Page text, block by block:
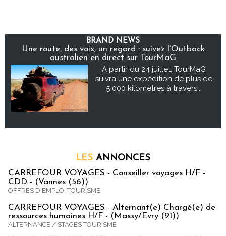
BRAND NEWS
Une route, des voix, un regard : suivez l’Outback
australien en direct sur TourMaG
À partir du 24 juillet, TourMaG
suivra une expédition de plus de
5 000 kilomètres à travers...
LES ANNONCES
CARREFOUR VOYAGES - Conseiller voyages H/F -
CDD - (Vannes (56))
OFFRES D'EMPLOI TOURISME
CARREFOUR VOYAGES - Alternant(e) Chargé(e) de
ressources humaines H/F - (Massy/Evry (91))
ALTERNANCE / STAGES TOURISME